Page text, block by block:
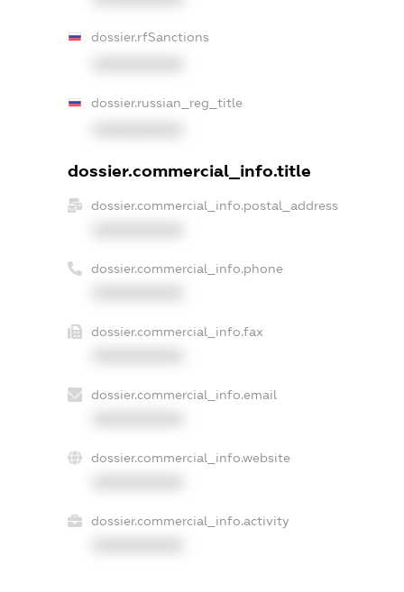
dossier.rfSanctions
dossier.russian_reg_title
dossier.commercial_info.title
dossier.commercial_info.postal_address
dossier.commercial_info.phone
dossier.commercial_info.fax
dossier.commercial_info.email
dossier.commercial_info.website
dossier.commercial_info.activity